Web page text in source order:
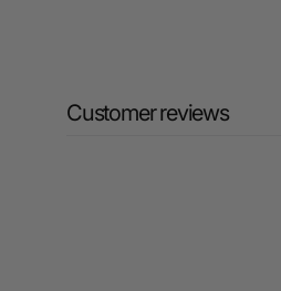
Customer reviews